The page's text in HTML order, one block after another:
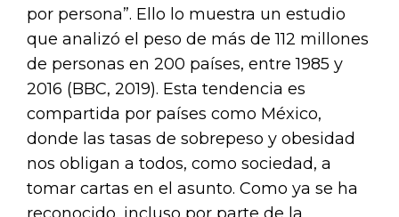
por persona”. Ello lo muestra un estudio
que analizó el peso de más de 112 millones
de personas en 200 países, entre 1985 y
2016 (BBC, 2019). Esta tendencia es
compartida por países como México,
donde las tasas de sobrepeso y obesidad
nos obligan a todos, como sociedad, a
tomar cartas en el asunto. Como ya se ha